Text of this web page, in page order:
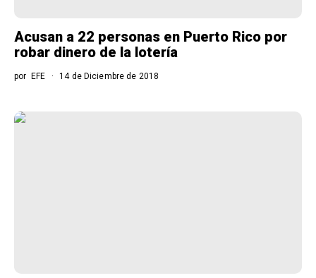
Acusan a 22 personas en Puerto Rico por
robar dinero de la lotería
por EFE 14 de Diciembre de 2018